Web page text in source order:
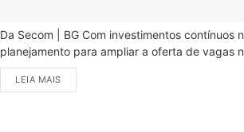
Da Secom | BG Com investimentos contínuos
planejamento para ampliar a oferta de vagas
LEIA MAIS